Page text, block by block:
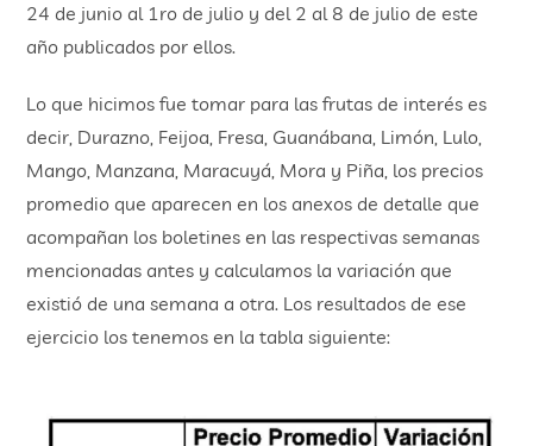
24 de junio al 1ro de julio y del 2 al 8 de julio de este
año publicados por ellos.
Lo que hicimos fue tomar para las frutas de interés es
decir, Durazno, Feijoa, Fresa, Guanábana, Limón, Lulo,
Mango, Manzana, Maracuyá, Mora y Piña, los precios
promedio que aparecen en los anexos de detalle que
acompañan los boletines en las respectivas semanas
mencionadas antes y calculamos la variación que
existió de una semana a otra. Los resultados de ese
ejercicio los tenemos en la tabla siguiente: